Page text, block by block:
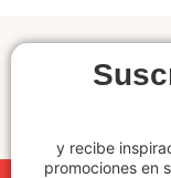
y recibe
promociones en